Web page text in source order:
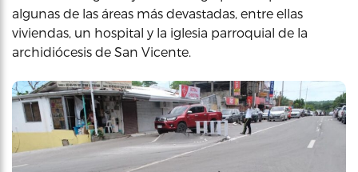
algunas de las áreas más devastadas, entre ellas
viviendas, un hospital y la iglesia parroquial de la
archidiócesis de San Vicente.